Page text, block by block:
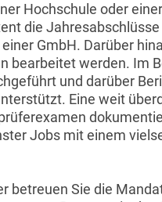
Hochschule oder
die
GmbH. Darüber
bearbeitet werden. Im
und darüber
Eine weit
Jobs mit einem
betreuen Sie die